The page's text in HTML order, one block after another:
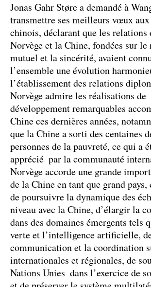
Jonas Gahr Støre a demandé à
transmettre ses meilleurs vœux
chinois, déclarant que les relations
Norvège et la Chine, fondées sur le
mutuel et la sincérité, avaient
l’ensemble une évolution
l’établissement des relations
Norvège admire les réalisations de
développement remarquables
Chine ces dernières années,
que la Chine a sorti des centaines
personnes de la pauvreté, ce qui a
apprécié par la communauté
Norvège accorde une grande
de la Chine en tant que grand
de poursuivre la dynamique des
niveau avec la Chine, d’élargir la
dans des domaines émergents tels
verte et l’intelligence artificielle,
communication et la coordination
internationales et régionales, de
Nations Unies dans l’exercice de